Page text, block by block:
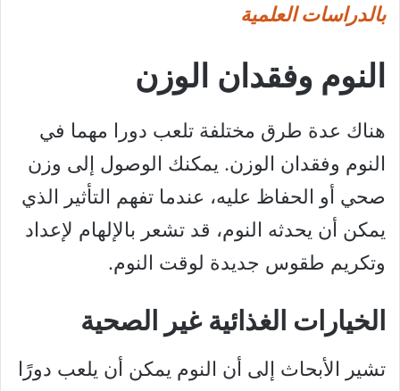
بالدراسات العلمية
النوم وفقدان الوزن
هناك عدة طرق مختلفة تلعب دورا مهما في
النوم وفقدان الوزن. يمكنك الوصول إلى وزن
صحي أو الحفاظ عليه، عندما تفهم التأثير الذي
يمكن أن يحدثه النوم، قد تشعر بالإلهام لإعداد
وتكريم طقوس جديدة لوقت النوم.
الخيارات الغذائية غير الصحية
تشير الأبحاث إلى أن النوم يمكن أن يلعب دورًا